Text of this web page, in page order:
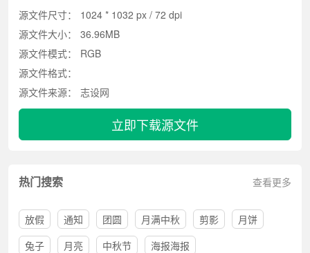
源文件尺寸：
1024 * 1032 px / 72 dpi
源文件大小：
36.96MB
源文件模式：
RGB
源文件格式：
源文件来源：
志设网
立即下载源文件
热门搜索 查看更多
放假 通知 团圆 月满中秋 剪影
月饼
兔子
月亮 中秋节 海报海报